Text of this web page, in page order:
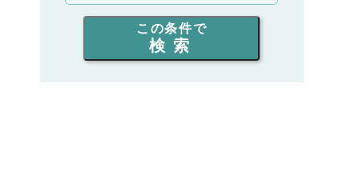
出力を選ぶ
同時通話人数を選ぶ
この条件で
検索